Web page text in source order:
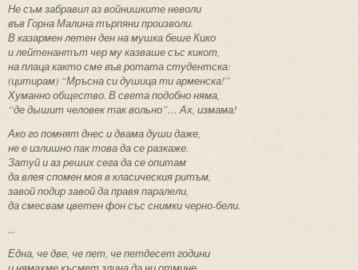
Не съм забравил аз войнишките неволи
във Горна Малина търпяни произволи.
В казармен летен ден на мушка беше Кико
и лейтенантът чер му казваше със кикот,
на плаца както сме във ротата студентска:
(цитирам) “Мръсна си душица ти арменска!”
Хуманно общество. В света подобно няма,
“де дышит человек так вольно”… Ах, измама!
Ако го помнят днес и двама души даже,
не е излишно пак това да се разкаже.
Затуй и аз реших сега да се опитам
да влея спомен моя в класическия ритъм,
завой подир завой да правя паралели,
да смесвам цветен фон със снимки черно-бели.
...
Една, че две, че пет, че петдесет години